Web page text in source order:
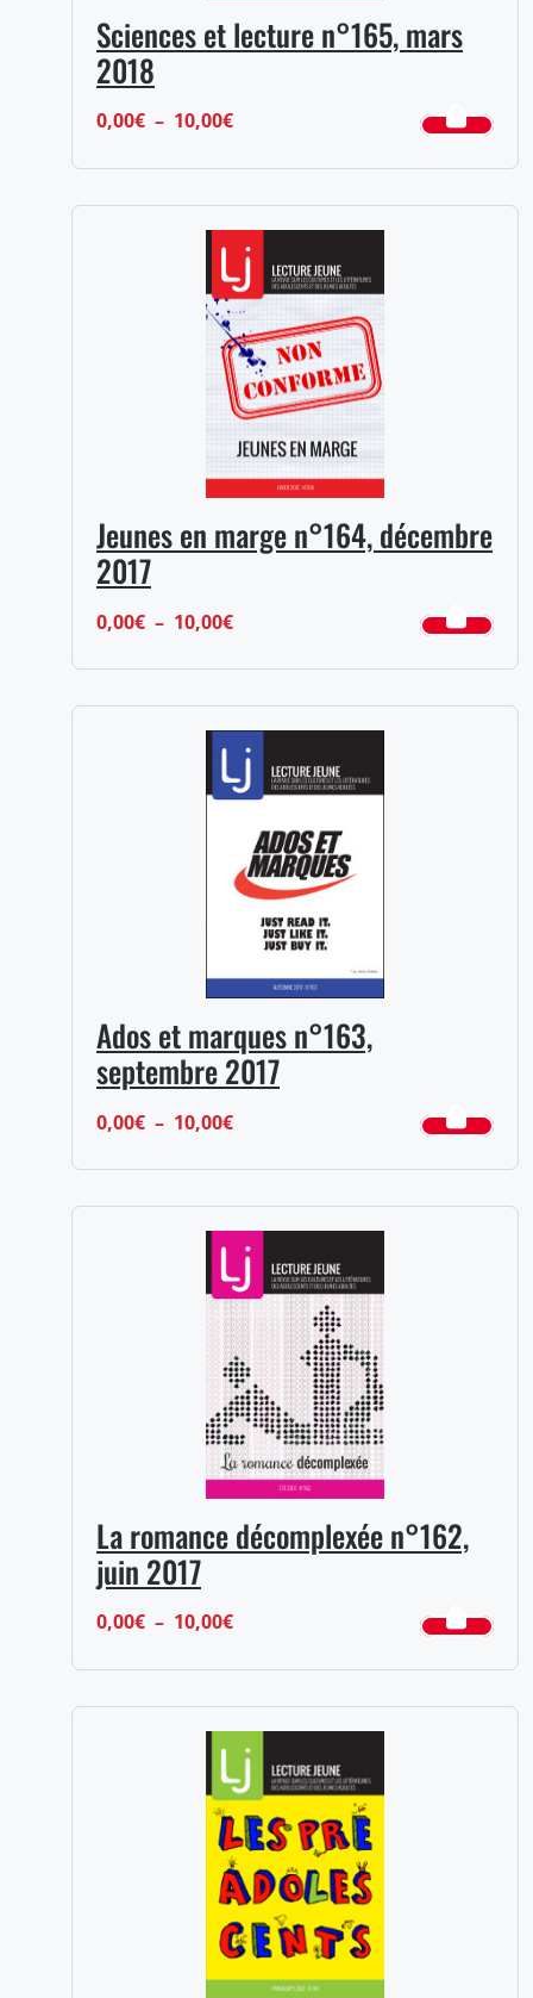
Sciences et lecture n°165, mars
2018
0,00€ – 10,00€Plage
0,00€
à
10,00€
Jeunes en marge n°164, décembre
2017
0,00€ – 10,00€Plage
0,00€
à
Ados et marques n°163,
septembre 2017
0,00€ – 10,00€Plage
0,00€
à
10,00€
La romance décomplexée n°162,
juin 2017
0,00€ – 10,00€Plage
0,00€
à
10,00€